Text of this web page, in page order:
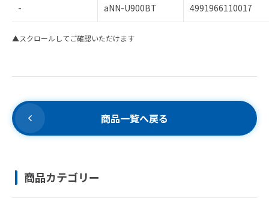
- aNN-U900BT 4991966110017
▲スクロールしてご確認いただけます
商品一覧へ戻る
商品カテゴリー